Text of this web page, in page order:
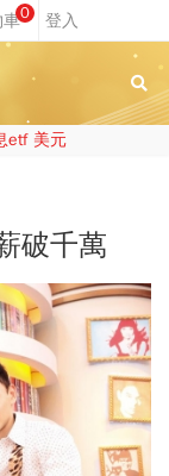
0
etf 美元
破千萬